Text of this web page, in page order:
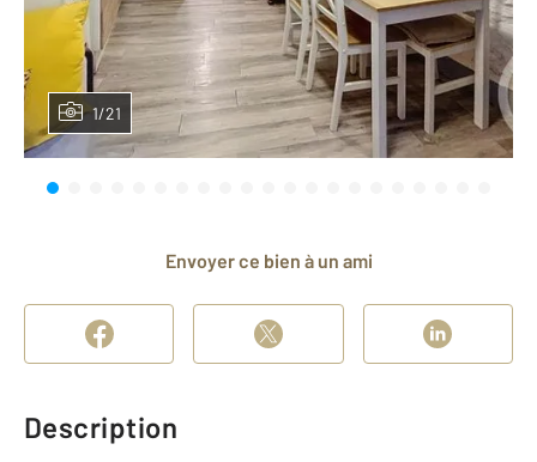
1/21
Envoyer ce bien à un ami
Description